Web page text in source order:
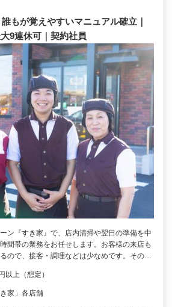
誰もが覚えやすいマニュアル確立｜
9連休可｜契約社員
ン『すき家』で、店内清掃や翌日の準備を中
間帯の業務をお任せします。お客様の来店も
ので、接客・調理などは少なめです。その…
以上（想定）
家」各店舗